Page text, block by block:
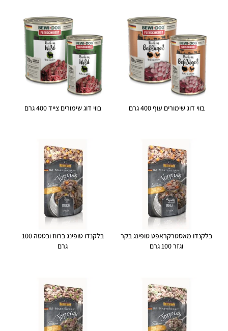
בווי דוג שימורים עוף 400 גרם בווי דוג שימורים צייד 400 גרם
בלקנדו מאסטרקראפט טופינג בקר
וגזר 100 גרם
בלקנדו טופינג ברווז ובטטה 100
גרם